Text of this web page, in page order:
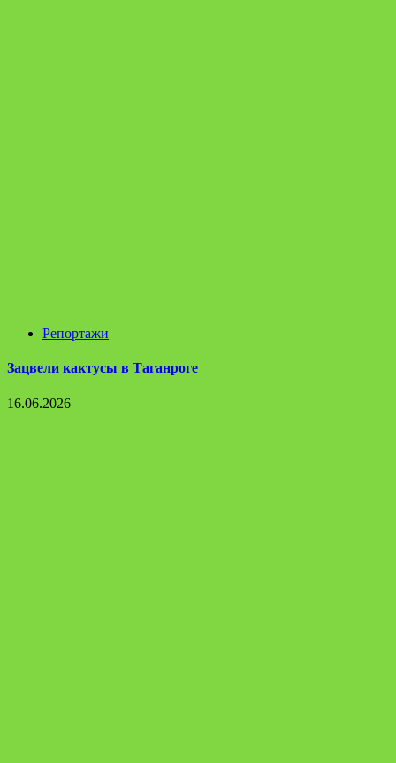
Репортажи
Зацвели кактусы в Таганроге
16.06.2026